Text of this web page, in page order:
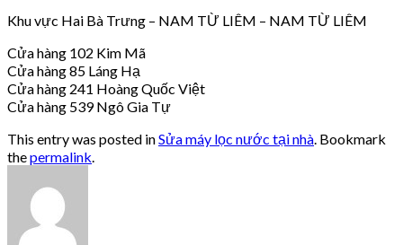
Khu vực Hai Bà Trưng – NAM TỪ LIÊM – NAM TỪ LIÊM
Cửa hàng 102 Kim Mã
Cửa hàng 85 Láng Hạ
Cửa hàng 241 Hoàng Quốc Việt
Cửa hàng 539 Ngô Gia Tự
This entry was posted inSửa máy lọc nước tại nhà . Bookmark
thepermalink